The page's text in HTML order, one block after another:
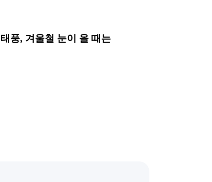
풍, 겨울철 눈이 올 때는